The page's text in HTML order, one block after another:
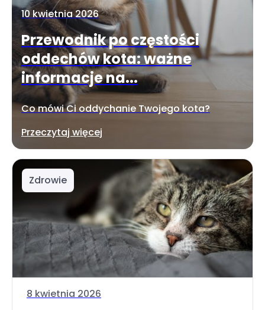
10 kwietnia 2026
Przewodnik po częstości
oddechów kota: ważne
informacje na...
Co mówi Ci oddychanie Twojego kota?
Przeczytaj więcej
Zdrowie
8 kwietnia 2026